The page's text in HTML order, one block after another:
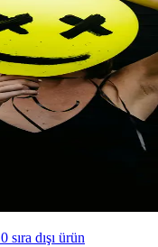
dışı ürün